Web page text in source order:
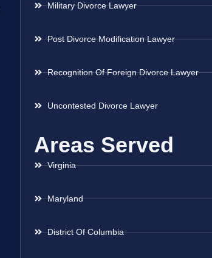
Military Divorce Lawyer
Post Divorce Modification Lawyer
Recognition Of Foreign Divorce Lawyer
Uncontested Divorce Lawyer
Areas Served
Virginia
Maryland
District Of Columbia